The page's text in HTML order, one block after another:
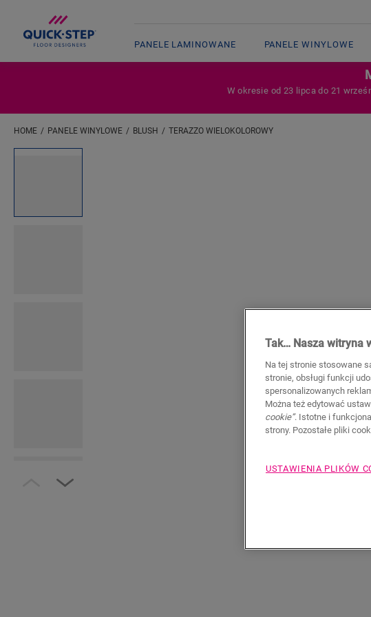
PANELE LAMINOWANE PANELE WINYLOWE
W okresie od 23 lipca do 21
HOME PANELE WINYLOWE BLUSH TERAZZO WIELOKOLOROWY
Tak… Nasza witryna
Na tej stronie stosowane
stronie, obsługi funkcji
spersonalizowanych
Można też edytować
cookie”. Istotne i
strony. Pozostałe pliki
USTAWIENIA PLIKÓW